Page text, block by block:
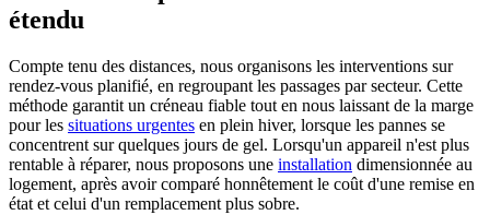
étendu
Compte tenu des distances, nous organisons les interventions sur
rendez-vous planifié, en regroupant les passages par secteur. Cette
méthode garantit un créneau fiable tout en nous laissant de la marge
pour les situations urgentes en plein hiver, lorsque les pannes se
concentrent sur quelques jours de gel. Lorsqu'un appareil n'est plus
rentable à réparer, nous proposons une installation dimensionnée au
logement, après avoir comparé honnêtement le coût d'une remise en
état et celui d'un remplacement plus sobre.